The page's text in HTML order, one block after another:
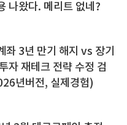
나왔다. 메리트 없네?
좌 3년 만기 해지 vs 장기
자 재테크 전략 수정 검
년버전, 실제경험)